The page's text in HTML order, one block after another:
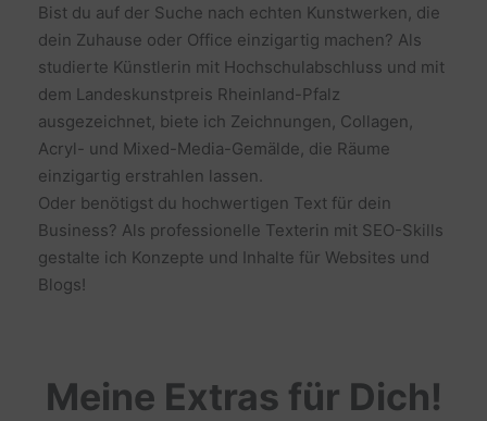
Bist du auf der Suche nach echten Kunstwerken, die
dein Zuhause oder Office einzigartig machen? Als
studierte Künstlerin mit Hochschulabschluss und mit
dem Landeskunstpreis Rheinland-Pfalz
ausgezeichnet, biete ich Zeichnungen, Collagen,
Acryl- und Mixed-Media-Gemälde, die Räume
einzigartig erstrahlen lassen.
Oder benötigst du hochwertigen Text für dein
Business? Als professionelle Texterin mit SEO-Skills
gestalte ich Konzepte und Inhalte für Websites und
Blogs!
Meine Extras für Dich!